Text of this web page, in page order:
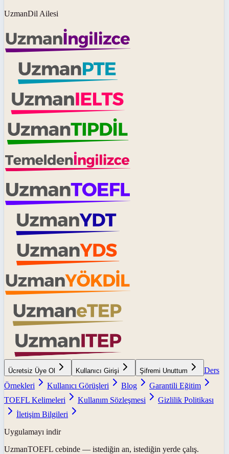
UzmanDil Ailesi
Ücretsiz Üye Ol Kullanıcı Girişi Şifremi Unuttum
Ders
Örnekleri
Kullanıcı Görüşleri Blog
Garantili Eğitim
TOEFL Kelimeleri
Kullanım Sözleşmesi
Gizlilik Politikası
İletişim Bilgileri
Uygulamayı indir
UzmanTOEFL cebinde — istediğin an, istediğin yerde çalış.